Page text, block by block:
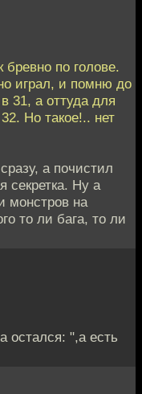
по голове.
играл, и помню до
31, а оттуда для
Но такое!.. нет
а почистил
секретка. Ну а
монстров на
то ли бага, то ли
остался: ",а есть